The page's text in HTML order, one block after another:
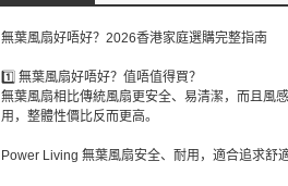
無葉風扇好唔好？2026香港家庭選購完整指南
1️⃣ 無葉風扇好唔好？值唔值得買？
無葉風扇相比傳統風扇更安全、易清潔，而且風
用，整體性價比反而更高。
Power Living 無葉風扇安全、耐用，適合追求舒